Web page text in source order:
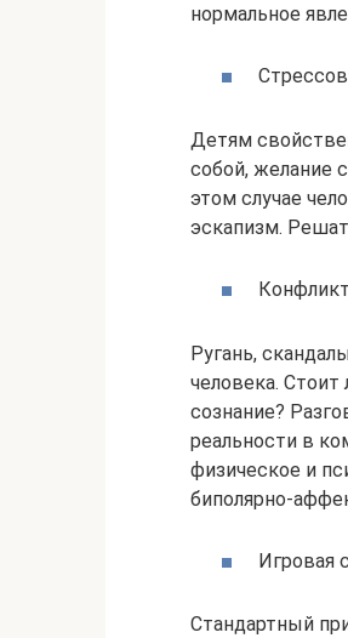
нормальное
Детям
собой, желание
этом случае
эскапизм.
Ругань,
человека. Стоит
сознание?
реальности в
физическое и
биполярно-
Игровая
Стандартный